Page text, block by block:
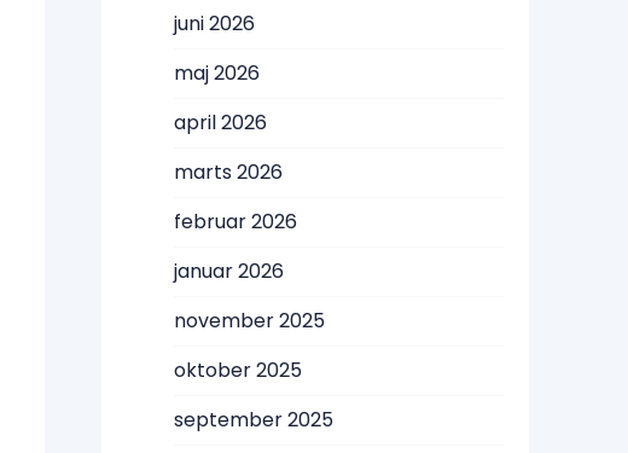
juni 2026
maj 2026
april 2026
marts 2026
februar 2026
januar 2026
november 2025
oktober 2025
september 2025